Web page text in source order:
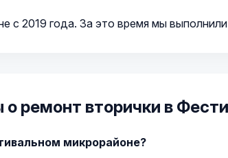
2019 года. За это время мы
ремонт вторички в
микрорайоне?